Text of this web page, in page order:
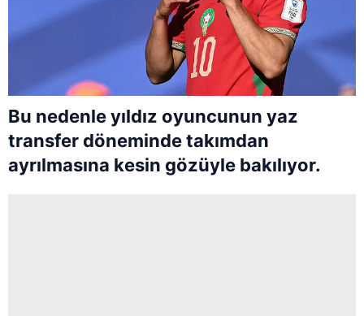
Bu nedenle yıldız oyuncunun yaz
transfer döneminde takımdan
ayrılmasına kesin gözüyle bakılıyor.